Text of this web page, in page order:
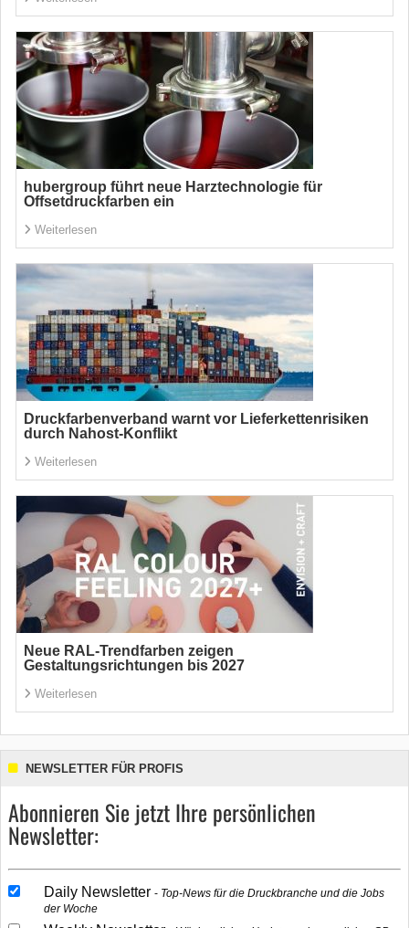
hubergroup führt neue Harztechnologie für
Offsetdruckfarben ein
Weiterlesen
Druckfarbenverband warnt vor Lieferkettenrisiken
durch Nahost-Konflikt
Weiterlesen
Neue RAL-Trendfarben zeigen
Gestaltungsrichtungen bis 2027
Weiterlesen
NEWSLETTER FÜR PROFIS
Abonnieren Sie jetzt Ihre persönlichen
Newsletter:
Daily Newsletter
Top-News für die Druckbranche und die Jobs
der Woche